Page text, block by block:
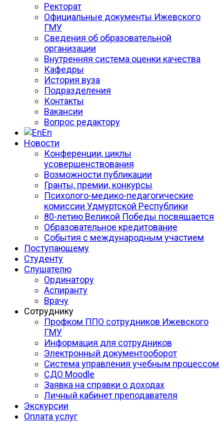
Ректорат
Официальные документы Ижевского
ГМУ
Сведения об образовательной
организации
Внутренняя система оценки качества
Кафедры
История вуза
Подразделения
Контакты
Вакансии
Вопрос редактору
En
Новости
Конференции, циклы
усовершенствования
Возможности публикации
Гранты, премии, конкурсы
Психолого-медико-педагогические
комиссии Удмуртской Республики
80-летию Великой Победы посвящается
Образовательное кредитование
События с международным участием
Поступающему
Студенту
Слушателю
Ординатору
Аспиранту
Врачу
Сотруднику
Профком ППО сотрудников Ижевского
ГМУ
Информация для сотрудников
Электронный документооборот
Система управления учебным процессом
СДО Moodle
Заявка на справки о доходах
Личный кабинет преподавателя
Экскурсии
Оплата услуг